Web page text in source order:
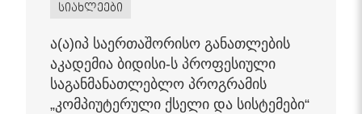
სიახლეები
ა(ა)იპ საერთაშორისო განათლების
აკადემია ბიდისი-ს პროფესიული
საგანმანათლებლო პროგრამის
„კომპიუტერული ქსელი და სისტემები“